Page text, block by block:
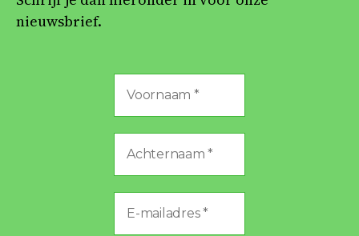
nieuwsbrief.